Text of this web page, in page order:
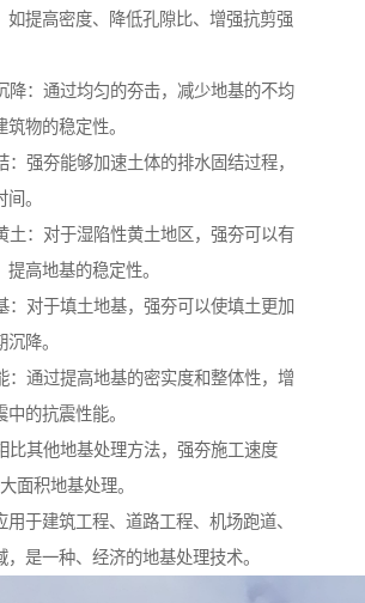
如提高密度、降低孔隙比、增强抗剪强
降：通过均匀的夯击，减少地基的不均
物的稳定性。
：强夯能够加速土体的排水固结过程，
。
土：对于湿陷性黄土地区，强夯可以有
高地基的稳定性。
：对于填土地基，强夯可以使填土更加
降。
：通过提高地基的密实度和整体性，增
的抗震性能。
比其他地基处理方法，强夯施工速度
面积地基处理。
用于建筑工程、道路工程、机场跑道、
是一种、经济的地基处理技术。